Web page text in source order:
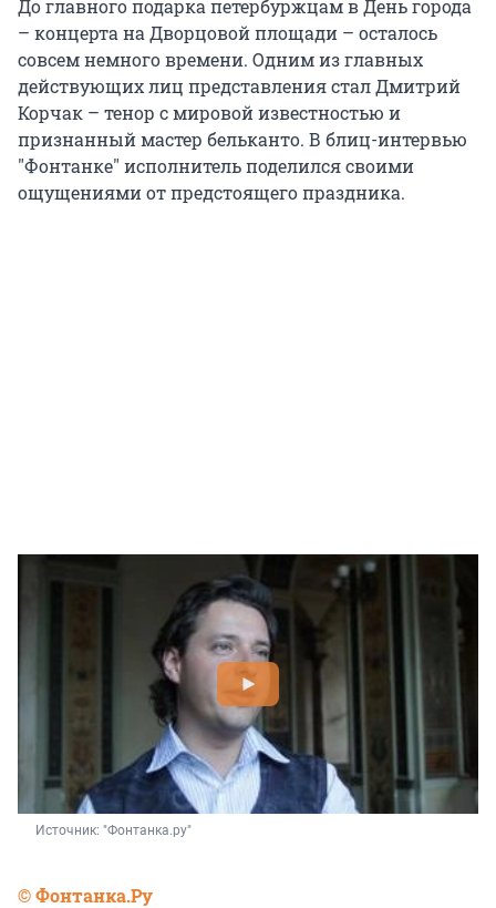
До главного подарка петербуржцам в День города
– концерта на Дворцовой площади – осталось
совсем немного времени. Одним из главных
действующих лиц представления стал Дмитрий
Корчак – тенор с мировой известностью и
признанный мастер бельканто. В блиц-интервью
"Фонтанке" исполнитель поделился своими
ощущениями от предстоящего праздника.
Источник: "Фонтанка.ру"
© Фонтанка.Ру